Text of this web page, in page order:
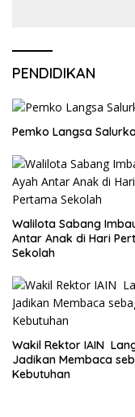
PENDIDIKAN
Pemko Langsa
Walilota Sabang
Antar Anak di Hari
Sekolah
Wakil Rektor IAIN
Jadikan Membaca
Kebutuhan